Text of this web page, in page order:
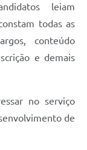
leiam
todas as
conteúdo
e demais
no serviço
de